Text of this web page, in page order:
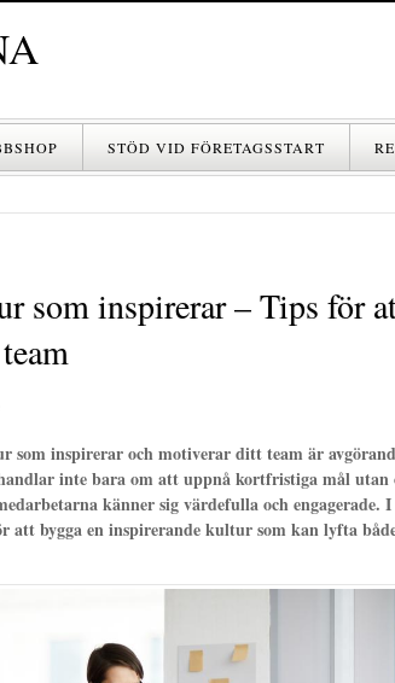
STÖD VID FÖRETAGSSTART
som inspirerar – Tips för
som inspirerar och motiverar ditt team är
inte bara om att uppnå kortfristiga mål utan
känner sig värdefulla och engagerade.
att bygga en inspirerande kultur som kan lyfta